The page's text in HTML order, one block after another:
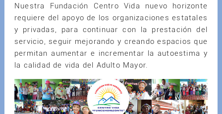
Nuestra Fundación Centro Vida nuevo horizonte
requiere del apoyo de los organizaciones estatales
y privadas, para continuar con la prestación del
servicio, seguir mejorando y creando espacios que
permitan aumentar e incrementar la autoestima y
la calidad de vida del Adulto Mayor.